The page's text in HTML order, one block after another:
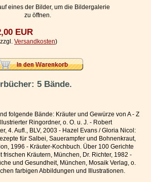
eines der Bilder, um die Bildergalerie
zu öffnen.
EUR
Versandkosten)
5 Bände.
folgende Bände: Kräuter und Gewürze von A - Z
Ringordner, o. O. u. J. - Robert
4. Aufl., BLV, 2003 - Hazel Evans / Gloria Nicol:
für Salbei, Sauerampfer und Bohnenkraut,
1996 - Kräuter-Kochbuch. Über 100 Gerichte
frischen Kräutern, München, Dr. Richter, 1982 -
und Gesundheit, München, Mosaik Verlag, o.
farbigen Abbildungen und Illustrationen.